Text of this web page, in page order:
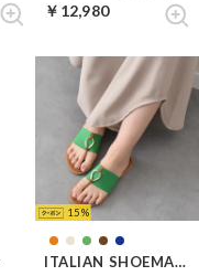
￥12,980
15
ITALIAN SHOEMAKERS